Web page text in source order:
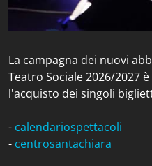
La campagna dei nuovi
Teatro Sociale 2026/2027
l'acquisto dei singoli
- calendariospettacoli
- centrosantachiara